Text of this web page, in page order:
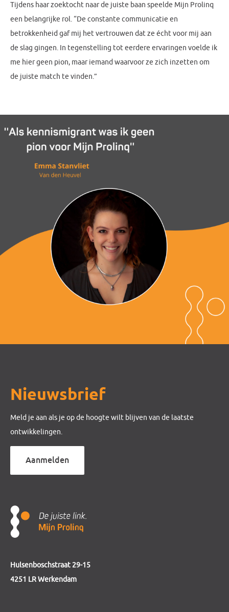
Tijdens haar zoektocht naar de juiste baan speelde Mijn Prolinq
een belangrijke rol. “De constante communicatie en
betrokkenheid gaf mij het vertrouwen dat ze écht voor mij aan
de slag gingen. In tegenstelling tot eerdere ervaringen voelde ik
me hier geen pion, maar iemand waarvoor ze zich inzetten om
de juiste match te vinden.”
Nieuwsbrief
Meld je aan als je op de hoogte wilt blijven van de laatste
ontwikkelingen.
Aanmelden
Hulsenboschstraat 29-15
4251 LR Werkendam